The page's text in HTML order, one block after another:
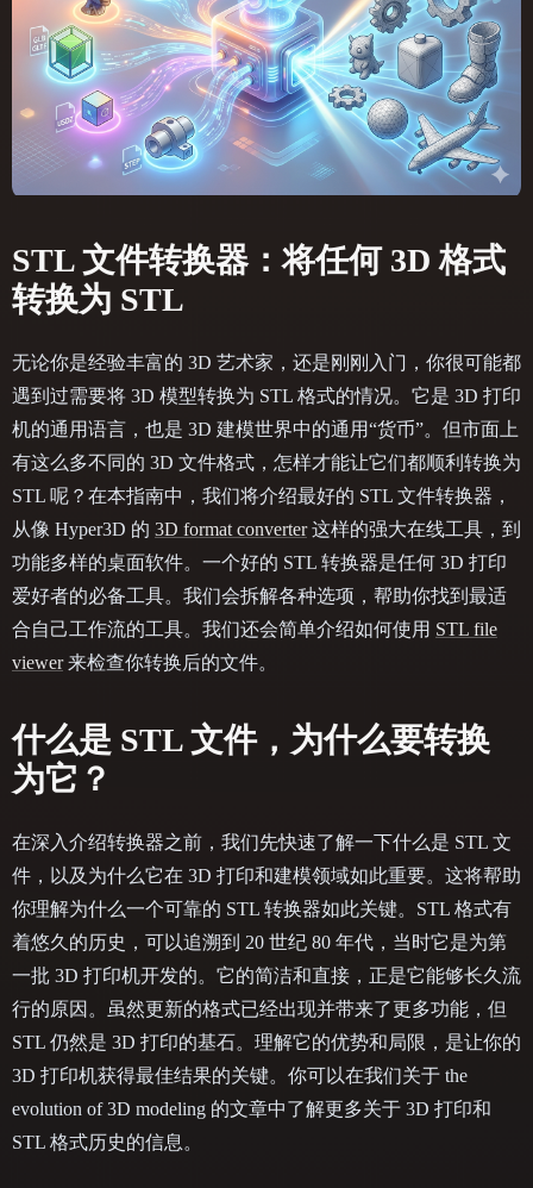
STL 文件转换器：将任何 3D 格式
转换为 STL
无论你是经验丰富的 3D 艺术家，还是刚刚入门，你很可能都
遇到过需要将 3D 模型转换为 STL 格式的情况。它是 3D 打印
机的通用语言，也是 3D 建模世界中的通用“货币”。但市面上
有这么多不同的 3D 文件格式，怎样才能让它们都顺利转换为
STL 呢？在本指南中，我们将介绍最好的 STL 文件转换器，
从像 Hyper3D 的 3D format converter这样的强大在线工具，到
功能多样的桌面软件。一个好的 STL 转换器是任何 3D 打印
爱好者的必备工具。我们会拆解各种选项，帮助你找到最适
合自己工作流的工具。我们还会简单介绍如何使用 STL file
viewer来检查你转换后的文件。
什么是 STL 文件，为什么要转换
为它？
在深入介绍转换器之前，我们先快速了解一下什么是 STL 文
件，以及为什么它在 3D 打印和建模领域如此重要。这将帮助
你理解为什么一个可靠的 STL 转换器如此关键。STL 格式有
着悠久的历史，可以追溯到 20 世纪 80 年代，当时它是为第
一批 3D 打印机开发的。它的简洁和直接，正是它能够长久流
行的原因。虽然更新的格式已经出现并带来了更多功能，但
STL 仍然是 3D 打印的基石。理解它的优势和局限，是让你的
3D 打印机获得最佳结果的关键。你可以在我们关于 the
evolution of 3D modeling 的文章中了解更多关于 3D 打印和
STL 格式历史的信息。